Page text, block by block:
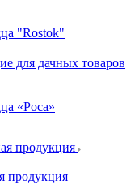
"Rostok"
для дачных товаров
«Роса»
продукция
продукция